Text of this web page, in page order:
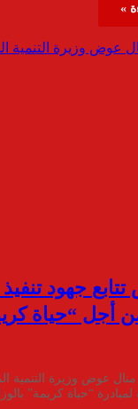
»
جهود
عوض وزيرة التنمية
لمبادرة “حياة كريمة”